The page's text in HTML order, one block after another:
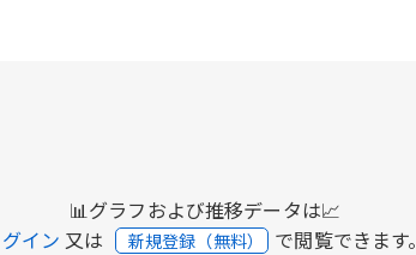
📊グラフおよび推移データは📈
イン 又は 新規登録（無料） で閲覧できます。